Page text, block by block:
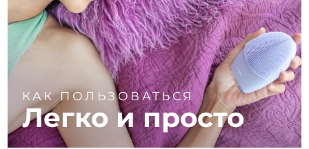
КАК ПОЛЬЗОВАТЬСЯ
Легко и просто